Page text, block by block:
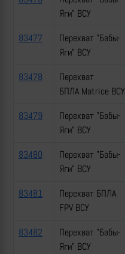
Яги" ВСУ
83477
Перехват "Бабы-
Яги" ВСУ
83478
Перехват
БПЛА Matrice ВСУ
83479
Перехват "Бабы-
Яги" ВСУ
83480
Перехват "Бабы-
Яги" ВСУ
83481
Перехват БПЛА
FPV ВСУ
83482
Перехват "Бабы-
Яги" ВСУ